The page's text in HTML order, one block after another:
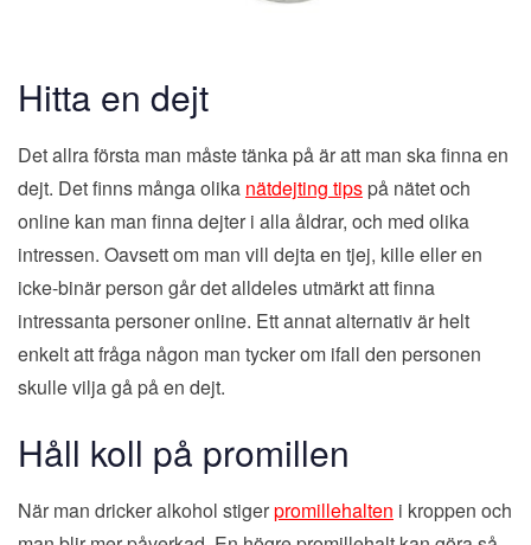
Hitta en dejt
Det allra första man måste tänka på är att man ska finna en
dejt. Det finns många olika nätdejting tips på nätet och
online kan man finna dejter i alla åldrar, och med olika
intressen. Oavsett om man vill dejta en tjej, kille eller en
icke-binär person går det alldeles utmärkt att finna
intressanta personer online. Ett annat alternativ är helt
enkelt att fråga någon man tycker om ifall den personen
skulle vilja gå på en dejt.
Håll koll på promillen
När man dricker alkohol stigerpromillehalten i kroppen och